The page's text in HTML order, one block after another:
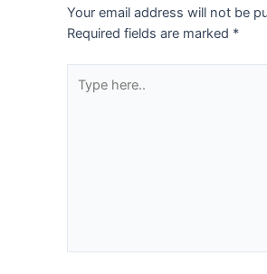
Your email address will not be
Required fields are marked *
here..